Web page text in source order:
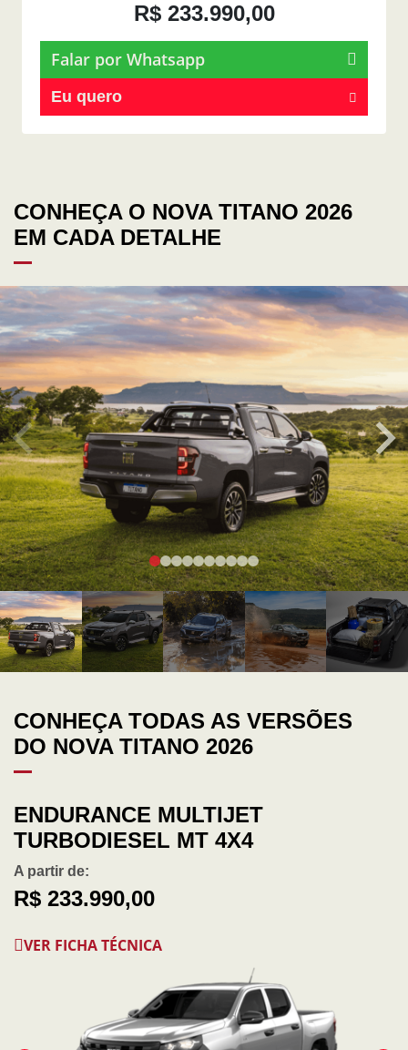
R$ 233.990,00
Falar por Whatsapp
Eu quero
CONHEÇA O NOVA TITANO 2026
EM CADA DETALHE
CONHEÇA TODAS AS VERSÕES
DO NOVA TITANO 2026
ENDURANCE MULTIJET
TURBODIESEL MT 4X4
A partir de:
R$ 233.990,00
VER FICHA TÉCNICA